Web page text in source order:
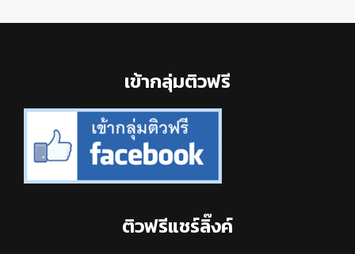
เข้ากลุ่มติวฟรี
ติวฟรีแชร์ลิ๊งค์